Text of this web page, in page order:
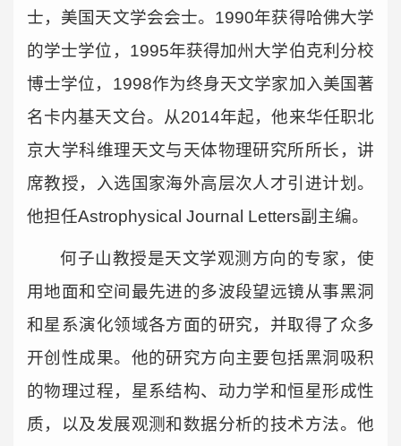
士，美国天文学会会士。1990年获得哈佛大学
的学士学位，1995年获得加州大学伯克利分校
博士学位，1998作为终身天文学家加入美国著
名卡内基天文台。从2014年起，他来华任职北
京大学科维理天文与天体物理研究所所长，讲
席教授，入选国家海外高层次人才引进计划。
他担任Astrophysical Journal Letters副主编。
何子山教授是天文学观测方向的专家，使
用地面和空间最先进的多波段望远镜从事黑洞
和星系演化领域各方面的研究，并取得了众多
开创性成果。他的研究方向主要包括黑洞吸积
的物理过程，星系结构、动力学和恒星形成性
质，以及发展观测和数据分析的技术方法。他